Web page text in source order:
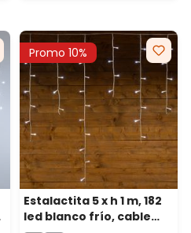
Promo 10%
Estalactita 5 x h 1 m, 182
led blanco frío, cable